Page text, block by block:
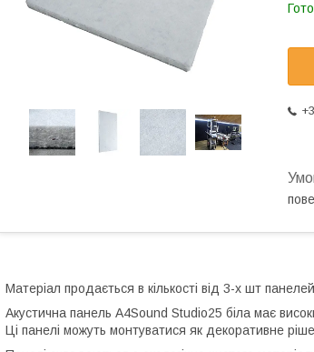
Матеріал продається в кількості від 3-х шт
Акустична панель A4Sound Studio25 біла має
Ці панелі можуть монтуватися як декоративне